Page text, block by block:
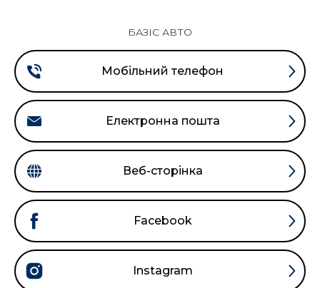
БАЗІС АВТО
Мобільний телефон
Електронна пошта
Веб-сторінка
Facebook
Instagram